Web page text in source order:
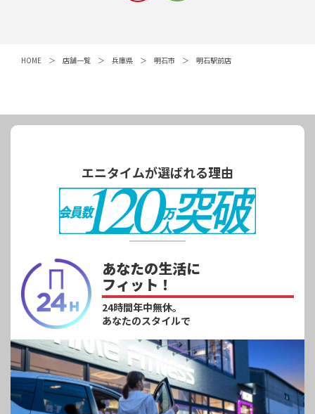
HOME 店舗一覧 兵庫県 明石市 明石駅前店
エニタイムが選ばれる理由
あなたの生活に
フィット！
24時間年中無休。
あなたのスタイルで